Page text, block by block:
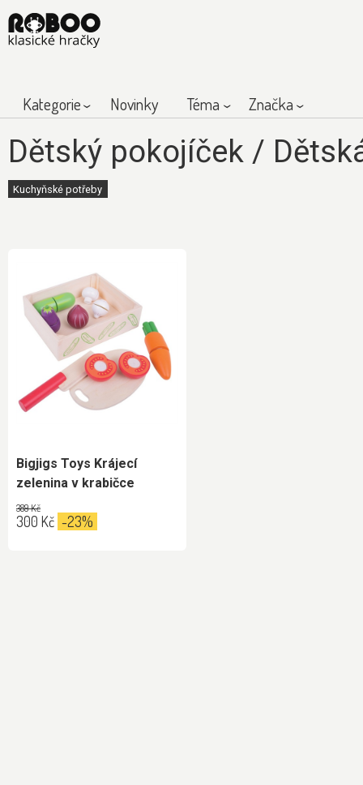
Kategorie Novinky Téma Značka
Dětský pokojíček /
Kuchyňské potřeby
Bigjigs Toys Krájecí
zelenina v krabičce
389 Kč
300 Kč -23%